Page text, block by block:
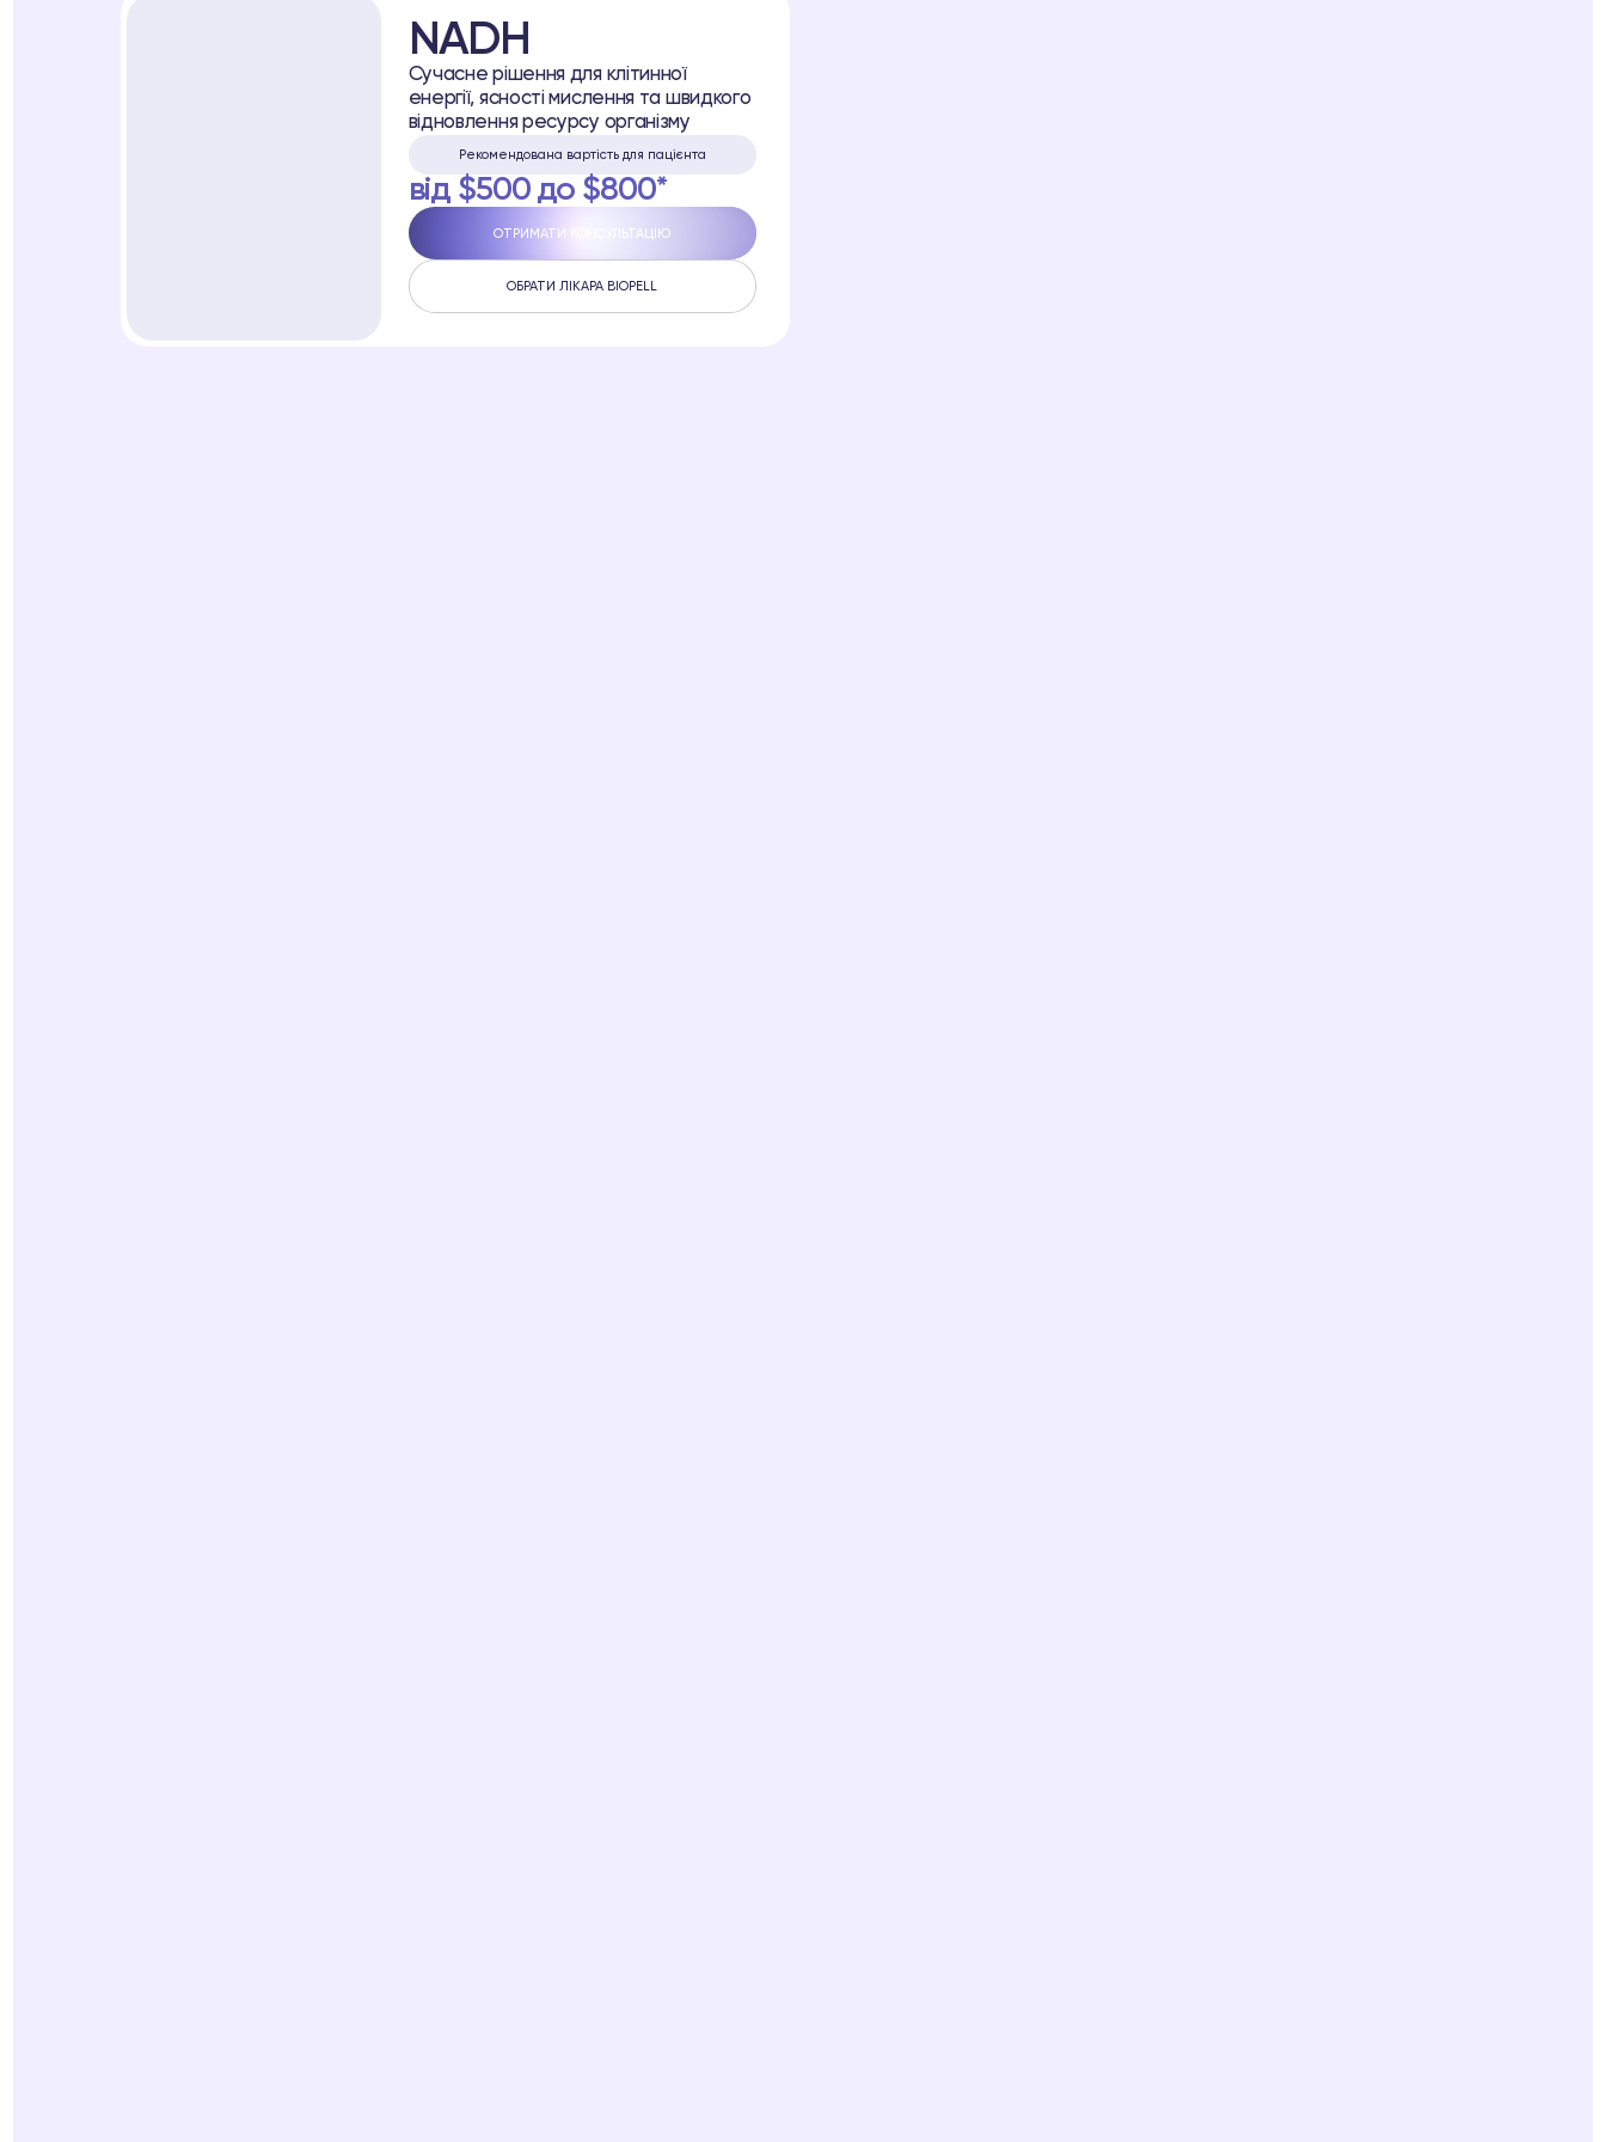
NADH
Сучасне рішення для клітинної
енергії, ясності мислення та швидкого
відновлення ресурсу організму
Рекомендована вартість для пацієнта
від $500 до $800*
ОТРИМАТИ КОНСУЛЬТАЦІЮ
ОБРАТИ ЛІКАРА BIOPELL